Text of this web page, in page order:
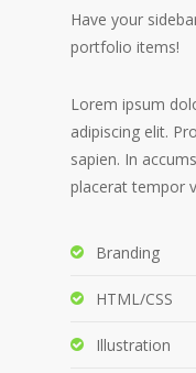
Have your
portfolio items!
Lorem ipsum
adipiscing elit.
sapien. In
placerat tempor
Branding
HTML/CSS
Illustration